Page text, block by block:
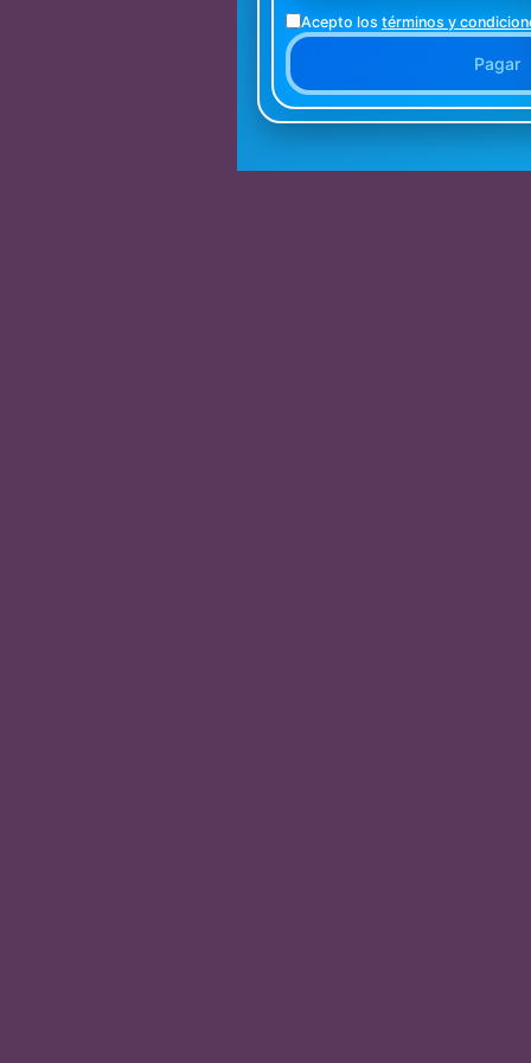
Acepto los términos y
Pagar